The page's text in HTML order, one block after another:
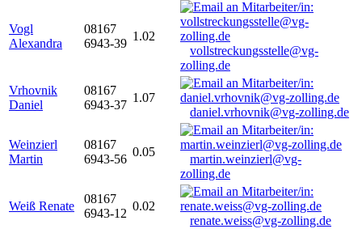
Vogl
Alexandra
08167
6943-39
1.02
vollstreckungsstelle@vg-
zolling.de
Vrhovnik
Daniel
08167
6943-37
1.07
daniel.vrhovnik@vg-zolling.de
Weinzierl
Martin
08167
6943-56
0.05
martin.weinzierl@vg-
zolling.de
Weiß Renate
08167
6943-12
0.02
renate.weiss@vg-zolling.de